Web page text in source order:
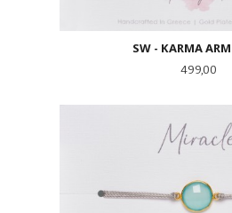
SW - KARMA
Pris
499,00